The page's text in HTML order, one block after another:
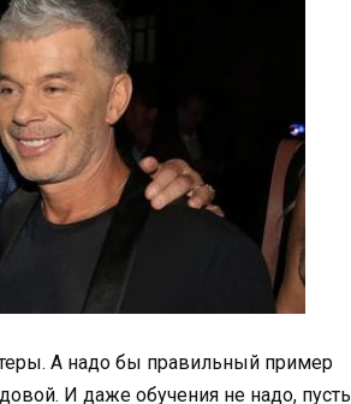
А надо бы правильный пример
И даже обучения не надо, пусть